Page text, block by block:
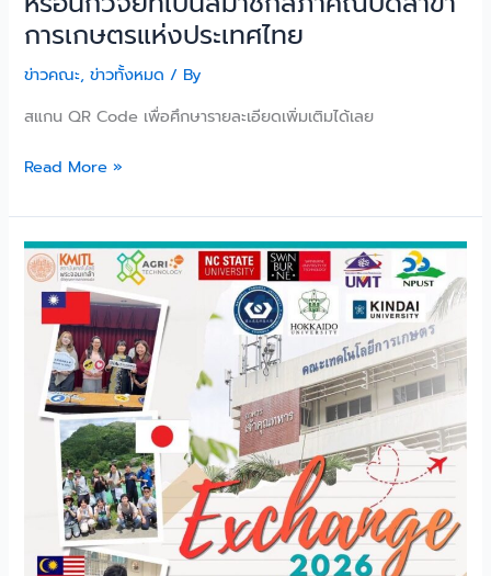
การเกษตรแห่งประเทศไทย
ข่าวคณะ,ข่าวทั้งหมด / By
สแกน QR Code เพื่อศึกษารายละเอียดเพิ่มเติมได้เลย
Read More »
ประชาสัมพันธ์
กิจกรรม
ถ่ายทอด
ประสบการณ์
เปลี่ยน
ฝึกงาน
ประเทศ
ของ